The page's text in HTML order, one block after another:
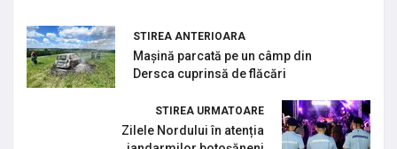
STIREA ANTERIOARA
Mașină parcată pe un câmp din
Dersca cuprinsă de flăcări
STIREA URMATOARE
Zilele Nordului în atenția